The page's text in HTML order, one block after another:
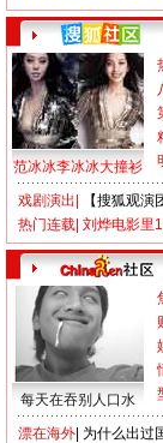
范冰冰李冰冰大撞衫
戏剧演出
【搜狐观
热门连载 刘烨电影里
每天在吞别人口水
漂在海外 为什么出过